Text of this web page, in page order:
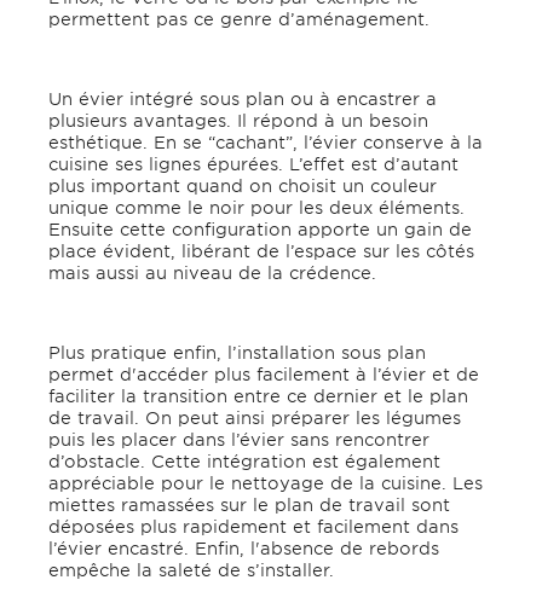
permettent pas ce genre d’aménagement.
Un évier intégré sous plan ou à encastrer a
plusieurs avantages. Il répond à un besoin
esthétique. En se “cachant”, l’évier conserve à la
cuisine ses lignes épurées. L’effet est d’autant
plus important quand on choisit un couleur
unique comme le noir pour les deux éléments.
Ensuite cette configuration apporte un gain de
place évident, libérant de l’espace sur les côtés
mais aussi au niveau de la crédence.
Plus pratique enfin, l’installation sous plan
permet d'accéder plus facilement à l’évier et de
faciliter la transition entre ce dernier et le plan
de travail. On peut ainsi préparer les légumes
puis les placer dans l’évier sans rencontrer
d’obstacle. Cette intégration est également
appréciable pour le nettoyage de la cuisine. Les
miettes ramassées sur le plan de travail sont
déposées plus rapidement et facilement dans
l’évier encastré. Enfin, l'absence de rebords
empêche la saleté de s’installer.